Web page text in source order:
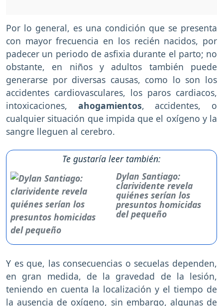
Por lo general, es una condición que se presenta
con mayor frecuencia en los recién nacidos, por
padecer un periodo de asfixia durante el parto; no
obstante, en niños y adultos también puede
generarse por diversas causas, como lo son los
accidentes cardiovasculares, los paros cardiacos,
intoxicaciones, ahogamientos, accidentes, o
cualquier situación que impida que el oxígeno y la
sangre lleguen al cerebro.
Te gustaría leer también:
Dylan Santiago:
clarividente revela
quiénes serían los
presuntos homicidas
del pequeño
Y es que, las consecuencias o secuelas dependen,
en gran medida, de la gravedad de la lesión,
teniendo en cuenta la localización y el tiempo de
la ausencia de oxígeno, sin embargo, algunas de